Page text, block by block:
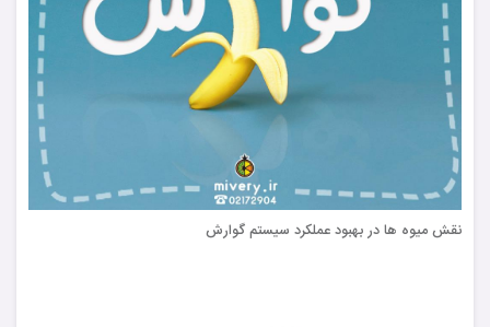
نقش میوه ها در بهبود عملکرد سیستم گوارش